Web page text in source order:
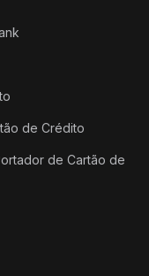
de Crédito
de Cartão de